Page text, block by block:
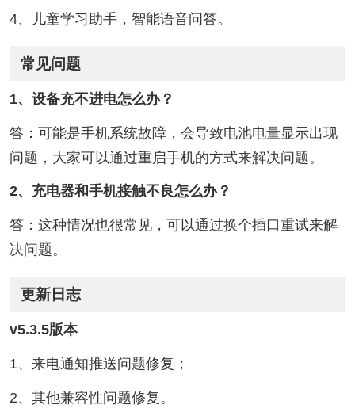
4、儿童学习助手，智能语音问答。
常见问题
1、设备充不进电怎么办？
答：可能是手机系统故障，会导致电池电量显示出现
问题，大家可以通过重启手机的方式来解决问题。
2、充电器和手机接触不良怎么办？
答：这种情况也很常见，可以通过换个插口重试来解
决问题。
更新日志
v5.3.5版本
1、来电通知推送问题修复；
2、其他兼容性问题修复。